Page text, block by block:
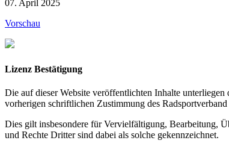
07. April 2025
Vorschau
Lizenz Bestätigung
Die auf dieser Website veröffentlichten Inhalte
vorherigen schriftlichen Zustimmung des
Dies gilt insbesondere für Vervielfältigung, Bearbeitung,
und Rechte Dritter sind dabei als solche gekennzeichnet.